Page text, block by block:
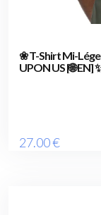
❀ T-Shirt Mi-
UPON US [🌐 EN]
27.00€